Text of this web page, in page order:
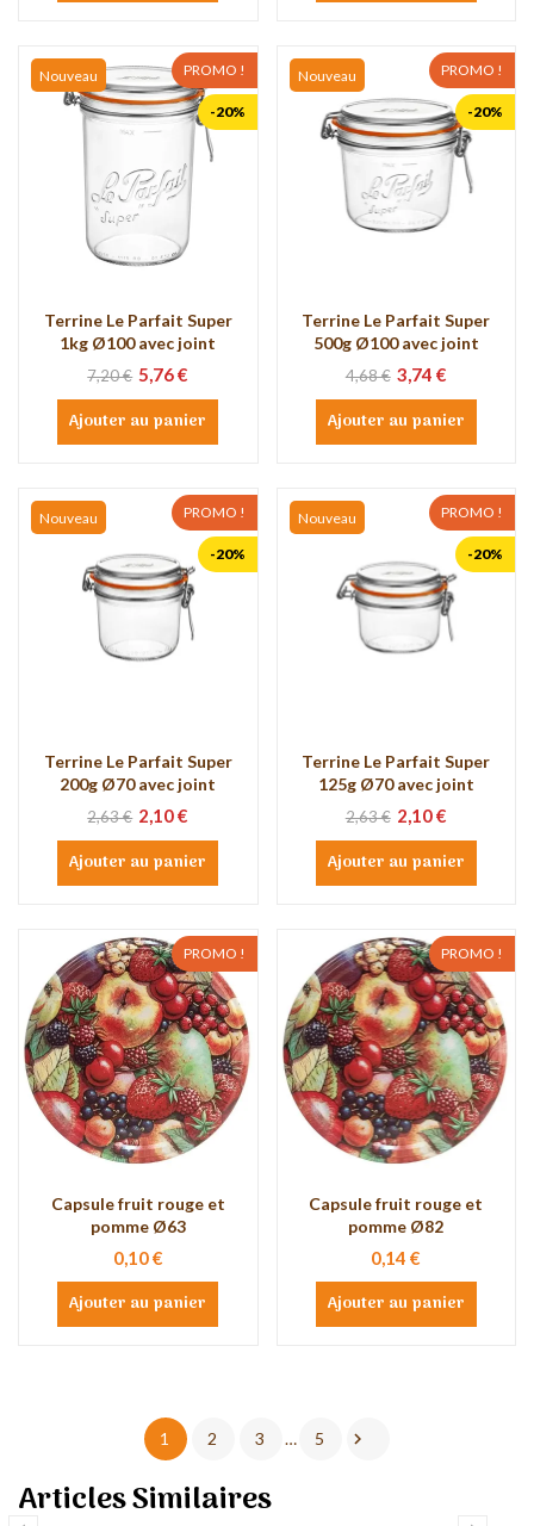
PROMO !
-20%
Nouveau
Terrine Le Parfait Super
1kg Ø100 avec joint
7,20 € 5,76 €
Ajouter au panier
PROMO !
-20%
Nouveau
Terrine Le Parfait Super
500g Ø100 avec joint
4,68 € 3,74 €
Ajouter au panier
PROMO !
-20%
Nouveau
Terrine Le Parfait Super
200g Ø70 avec joint
2,63 € 2,10 €
Ajouter au panier
PROMO !
-20%
Nouveau
Terrine Le Parfait Super
125g Ø70 avec joint
2,63 € 2,10 €
Ajouter au panier
PROMO !
Capsule fruit rouge et
pomme Ø63
0,10 €
Ajouter au panier
PROMO !
Capsule fruit rouge et
pomme Ø82
0,14 €
Ajouter au panier
1 2 3 … 5 
Articles Similaires